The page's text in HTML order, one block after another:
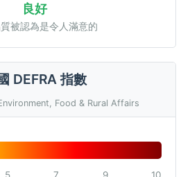
良好
被認為是令人滿意的
DEFRA 指數
Food & Rural Affairs
5 7 9 10